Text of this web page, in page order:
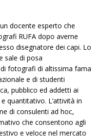
docente esperto che
RUFA dopo averne
disegnatore dei capi. Lo
sale di posa
fotografi di altissima fama
e di studenti
pubblico ed addetti ai
quantitativo. L’attività in
di consulenti ad hoc,
che consentono agli
e veloce nel mercato